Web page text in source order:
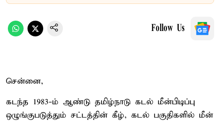
Follow Us
சென்னை,
கடந்த 1983-ம் ஆண்டு தமிழ்நாடு கடல் மீன்பிடிப்பு
ஒழுங்குபடுத்தும் சட்டத்தின் கீழ், கடல் பகுதிகளில் மீன்